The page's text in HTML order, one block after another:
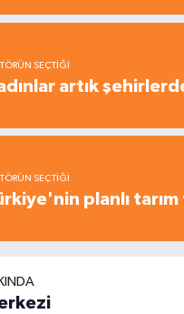
SEÇTIĞI
artık
SEÇTIĞI
planlı